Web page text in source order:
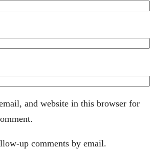
and website in this browser for
up comments by email.